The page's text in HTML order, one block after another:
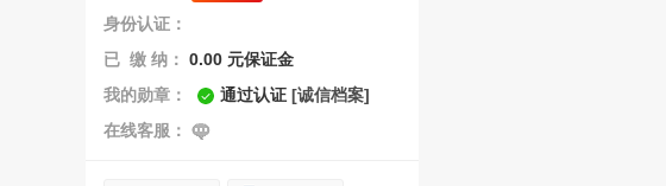
身份认证：
已 缴 纳： 0.00 元保证金
我的勋章：
通过认证 [诚信档案]
在线客服：